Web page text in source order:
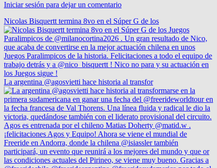
Iniciar sesión para dejar un comentario
Nicolas Bisquertt termina 8vo en el Súper G de los
La argentina @agosvietti hace historia al transfor